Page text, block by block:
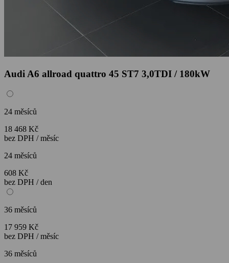
Audi A6 allroad quattro 45 ST7 3,0TDI / 180kW
24 měsíců
18 468 Kč
bez DPH / měsíc
24 měsíců
608 Kč
bez DPH / den
36 měsíců
17 959 Kč
bez DPH / měsíc
36 měsíců